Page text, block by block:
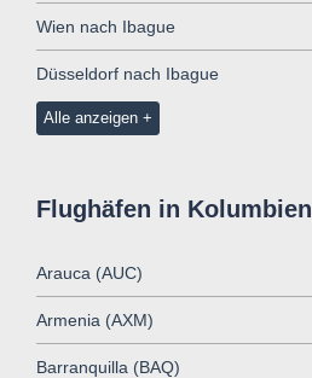
Wien nach Ibague
Düsseldorf nach Ibague
Alle anzeigen
Flughäfen in Kolumbien
Arauca (AUC)
Armenia (AXM)
Barranquilla (BAQ)